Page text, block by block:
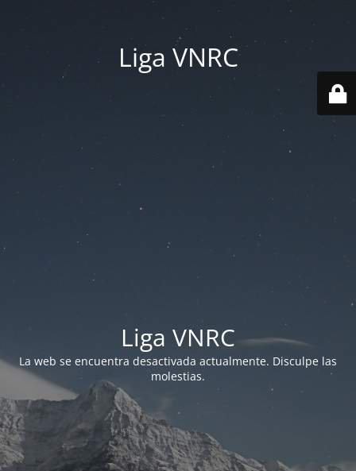
Liga VNRC
Liga VNRC
La web se encuentra desactivada actualmente. Disculpe las
molestias.